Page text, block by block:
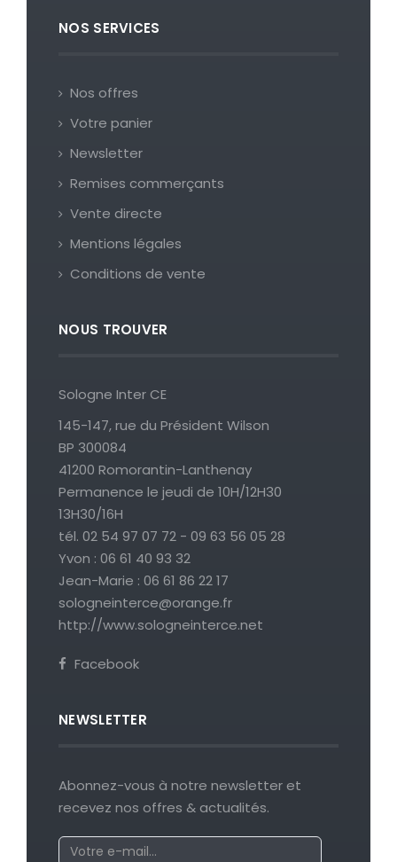
NOS SERVICES
Nos offres
Votre panier
Newsletter
Remises commerçants
Vente directe
Mentions légales
Conditions de vente
NOUS TROUVER
Sologne Inter CE
145-147, rue du Président Wilson
BP 300084
41200 Romorantin-Lanthenay
Permanence le jeudi de 10H/12H30
13H30/16H
tél. 02 54 97 07 72 - 09 63 56 05 28
Yvon : 06 61 40 93 32
Jean-Marie : 06 61 86 22 17
sologneinterce@orange.fr
http://www.sologneinterce.net
Facebook
NEWSLETTER
Abonnez-vous à notre newsletter et
recevez nos offres & actualités.